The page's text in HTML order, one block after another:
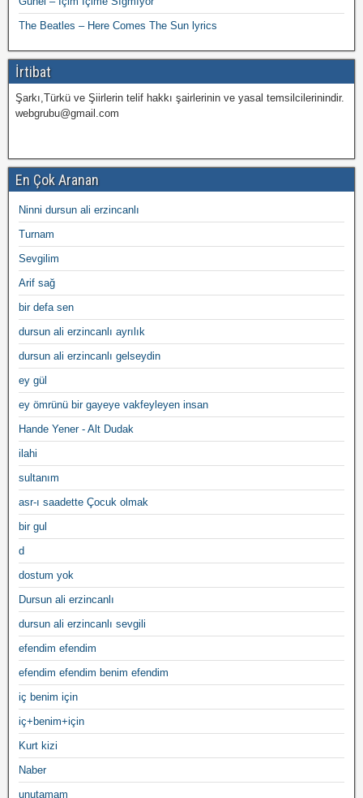
The Beatles – Here Comes The Sun lyrics
İrtibat
Şarkı,Türkü ve Şiirlerin telif hakkı şairlerinin ve yasal temsilcilerinindir.
webgrubu@gmail.com
En Çok Aranan
Ninni dursun ali erzincanlı
Turnam
Sevgilim
Arif sağ
bir defa sen
dursun ali erzincanlı ayrılık
dursun ali erzincanlı gelseydin
ey gül
ey ömrünü bir gayeye vakfeyleyen insan
Hande Yener - Alt Dudak
ilahi
sultanım
asr-ı saadette Çocuk olmak
bir gul
d
dostum yok
Dursun ali erzincanlı
dursun ali erzincanlı sevgili
efendim efendim
efendim efendim benim efendim
iç benim için
iç+benim+için
Kurt kizi
Naber
unutamam